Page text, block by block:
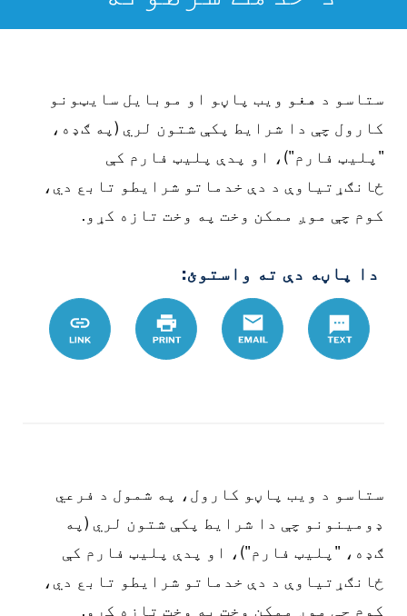
ستاسو د هغو ویب پاڼو او موبایل سایټونو
کارول چې دا شرایط پکې شتون لري (په ګډه،
"پلیټ فارم")، او پدې پلیټ فارم کې
ځانګړتیاوې د دې خدماتو شرایطو تابع دي،
کوم چې موږ ممکن وخت په وخت تازه کړو.
دا پاڼه دې ته واستوئ:
Text
Email چاپ Link
ستاسو د ویب پاڼو کارول، په شمول د فرعي
ډومینونو چې دا شرایط پکې شتون لري (په
ګډه، "پلیټ فارم")، او پدې پلیټ فارم کې
ځانګړتیاوې د دې خدماتو شرایطو تابع دي،
کوم چې موږ ممکن وخت په وخت تازه کړو.